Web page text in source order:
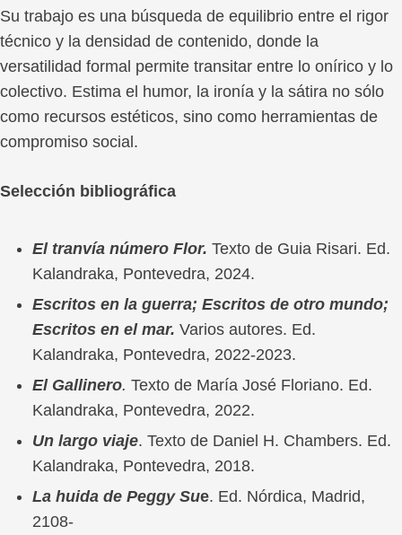
Su trabajo es una búsqueda de equilibrio entre el rigor
técnico y la densidad de contenido, donde la
versatilidad formal permite transitar entre lo onírico y lo
colectivo. Estima el humor, la ironía y la sátira no sólo
como recursos estéticos, sino como herramientas de
compromiso social.
Selección bibliográfica
El tranvía número Flor. Texto de Guia Risari. Ed.
Kalandraka, Pontevedra, 2024.
Escritos en la guerra; Escritos de otro mundo;
Escritos en el mar. Varios autores. Ed.
Kalandraka, Pontevedra, 2022-2023.
El Gallinero. Texto de María José Floriano. Ed.
Kalandraka, Pontevedra, 2022.
Un largo viaje. Texto de Daniel H. Chambers. Ed.
Kalandraka, Pontevedra, 2018.
La huida de Peggy Sue. Ed. Nórdica, Madrid,
2108-